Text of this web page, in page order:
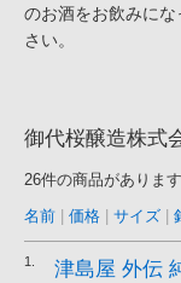
のお酒をお飲みに
さい。
御代桜醸造株式
26件の商品があります
名前
価格 サイズ
1.
津島屋 外伝